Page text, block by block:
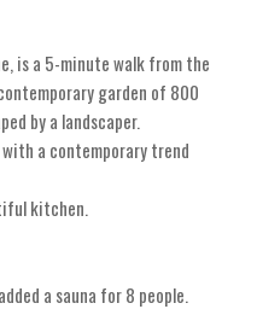
is a 5-minute walk from the
garden of 800
by a landscaper.
a contemporary trend
kitchen.
a sauna for 8 people.